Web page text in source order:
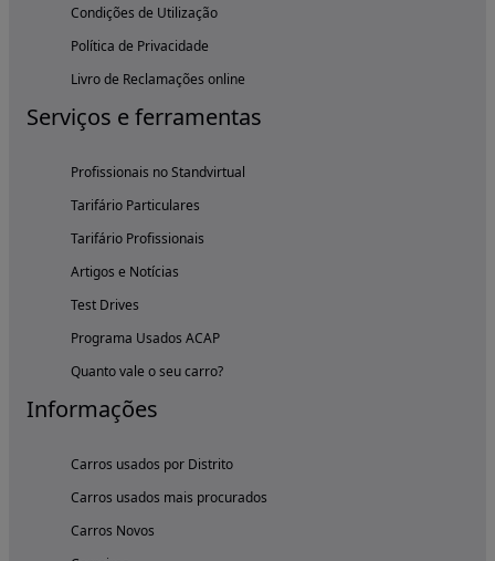
Condições de Utilização
Política de Privacidade
Livro de Reclamações online
Serviços e ferramentas
Profissionais no Standvirtual
Tarifário Particulares
Tarifário Profissionais
Artigos e Notícias
Test Drives
Programa Usados ACAP
Quanto vale o seu carro?
Informações
Carros usados por Distrito
Carros usados mais procurados
Carros Novos